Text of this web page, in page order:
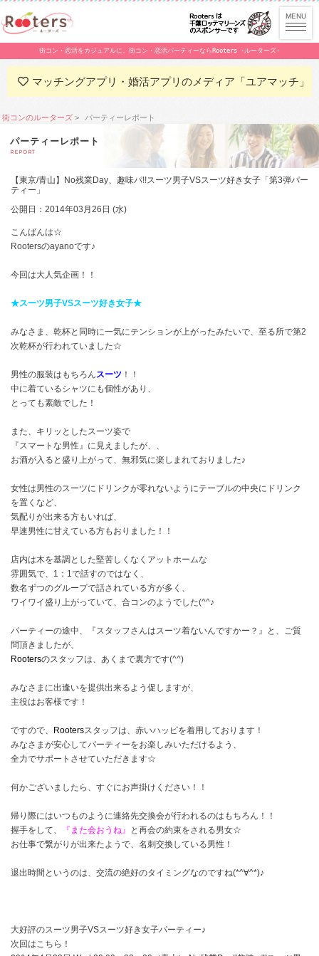
街コン・恋活をカジュアルに。街コン・恋活パーティーならRooters -ルーターズ-
マッチングアプリ・婚活アプリのメディア「ユアマッチ」
街コンのルーターズ パーティーレポート
パーティーレポート
REPORT
【東京/青山】No残業Day、趣味パ!!スーツ男子VSスーツ好き女子「第3弾パー
ティー」
公開日：2014年03月26日 (水)
こんばんは☆
Rootersのayanoです♪
今回は大人気企画！！
★スーツ男子VSスーツ好き女子★
みなさま、乾杯と同時に一気にテンションが上がったみたいで、至る所で第2
次乾杯が行われていました☆
男性の服装はもちろんスーツ ！！
中に着ているシャツにも個性があり、
とっても素敵でした！
また、キリッとしたスーツ姿で
『スマートな男性』に見えましたが、、
お酒が入ると盛り上がって、無邪気に楽しまれておりました♪
女性は男性のスーツにドリンクが零れないようにテーブルの中央にドリンク
を置くなど、
気配りが出来る方もいれば、
早速男性に甘えている方もおりました！！
店内は木を基調とした堅苦しくなくアットホームな
雰囲気で、1：1で話すのではなく、
数名ずつのグループで話されている方が多く、
ワイワイ盛り上がっていて、合コンのようでした(^^♪
パーティーの途中、『スタッフさんはスーツ着ないんですかー？』と、ご質
問頂きましたが、
Rootersのスタッフは、あくまで裏方です(^^)
みなさまに出逢いを提供出来るよう促しますが、
主役はお客様です！
ですので、 Rootersスタッフは、赤いハッピを着用しております！
みなさまが安心してパーティーをお楽しみいただけるよう、
全力でサポートさせていただきます☆
何かございましたら、すぐにお声掛けください！！
帰り際にはいつものように連絡先交換会が行われるのはもちろん！！
握手をして、
『また会おうね』
と再会の約束をされる男女☆
お仕事で繋がりが出来たようで、名刺交換している男性！
退出時間というのは、交流の絶好のタイミングなのですね(*^∀^*)♪
大好評のスーツ男子VSスーツ好き女子パーティー♪
次回はこちら！